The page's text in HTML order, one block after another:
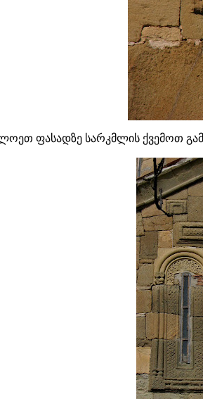
ფასადზე სარკმლის ქვემოთ